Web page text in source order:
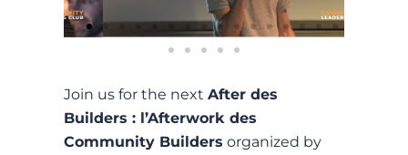
Join us for the next After des
Builders : l’Afterwork des
Community Builders organized by